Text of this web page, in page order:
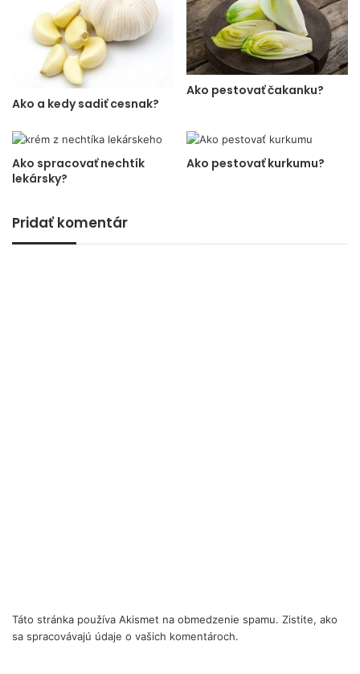
Ako a kedy sadiť cesnak?
Ako pestovať čakanku?
Ako spracovať nechtík
lekársky?
Ako pestovať kurkumu?
Pridať komentár
Táto stránka používa Akismet na obmedzenie spamu. Zistite, ako
sa spracovávajú údaje o vašich komentároch.